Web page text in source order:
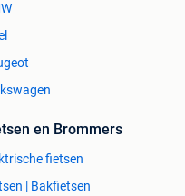
en Brommers
fietsen
| Bakfietsen